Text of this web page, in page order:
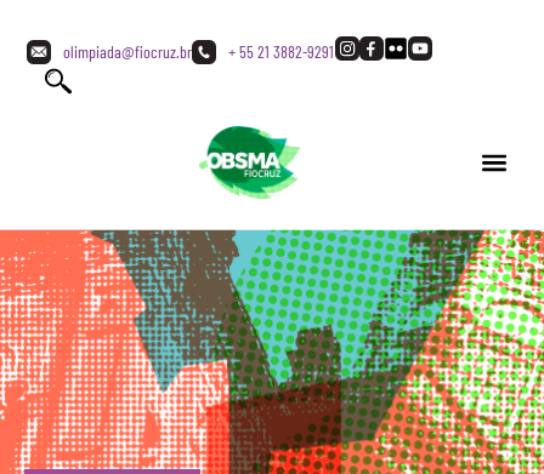
olimpiada@fiocruz.br + 55 21 3882-9291